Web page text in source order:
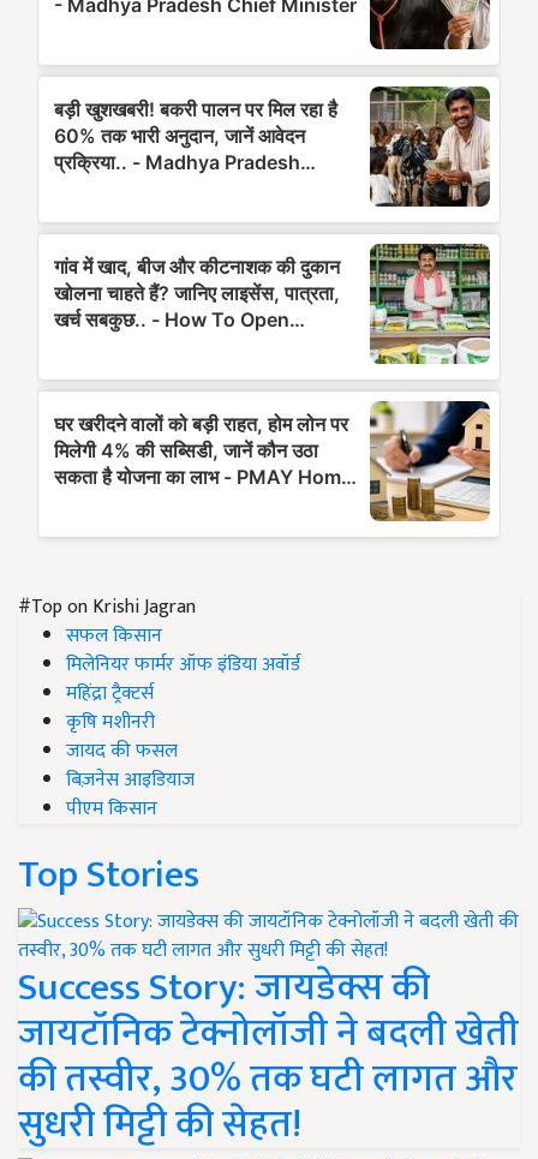
#Top on Krishi Jagran
सफल किसान
मिलेनियर फार्मर ऑफ इंडिया अवॉर्ड
महिंद्रा ट्रैक्टर्स
कृषि मशीनरी
जायद की फसल
बिज़नेस आइडियाज
पीएम किसान
Top Stories
Success Story: जायडेक्स की
जायटॉनिक टेक्नोलॉजी ने बदली खेती
की तस्वीर, 30% तक घटी लागत और
सुधरी मिट्टी की सेहत!